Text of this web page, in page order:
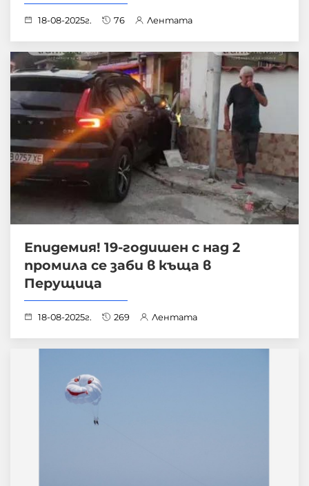
18-08-2025г. 76 Лентата
Епидемия! 19-годишен с над 2
промила се заби в къща в
Перущица
18-08-2025г. 269 Лентата